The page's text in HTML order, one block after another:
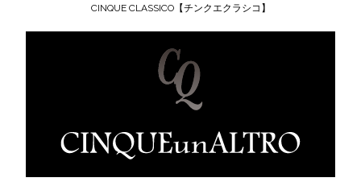
CINQUE CLASSICO【チンクエクラシコ】